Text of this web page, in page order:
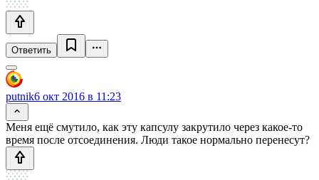
Ответить
putnik6 окт 2016 в 11:23
Меня ещё смутило, как эту капсулу закрутило через какое-то
время после отсоединения. Люди такое нормально перенесут?